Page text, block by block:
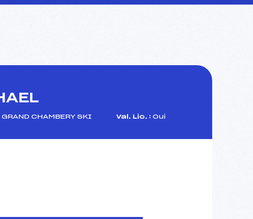
CHAMBERY SKI Val. Lic. : Oui